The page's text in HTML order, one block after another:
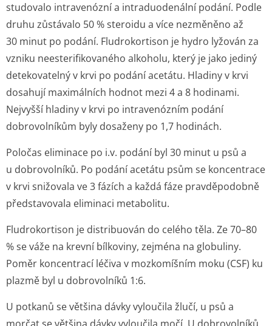
studovalo intravenózní a intraduodenální podání. Podle
druhu zůstávalo 50 % steroidu a více nezměněno až
30 minut po podání. Fludrokortison je hydro lyžován za
vzniku neesterifikovaného alkoholu, který je jako jediný
detekovatelný v krvi po podání acetátu. Hladiny v krvi
dosahují maximálních hodnot mezi 4 a 8 hodinami.
Nejvyšší hladiny v krvi po intravenózním podání
dobrovolníkům byly dosaženy po 1,7 hodinách.
Poločas eliminace po i.v. podání byl 30 minut u psů a
u dobrovolníků. Po podání acetátu psům se koncentrace
v krvi snižovala ve 3 fázích a každá fáze pravděpodobně
představovala eliminaci metabolitu.
Fludrokortison je distribuován do celého těla. Ze 70–80
% se váže na krevní bílkoviny, zejména na globuliny.
Poměr koncentrací léčiva v mozkomíšním moku (CSF) ku
plazmě byl u dobrovolníků 1:6.
U potkanů se většina dávky vyloučila žlučí, u psů a